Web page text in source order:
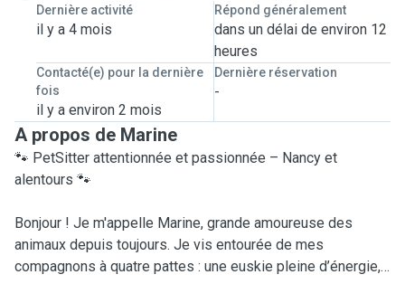
Dernière activité
il y a 4 mois
Répond généralement
dans un délai de environ 12
heures
Contacté(e) pour la dernière
fois
il y a environ 2 mois
Dernière réservation
-
A propos de Marine
🐾 PetSitter attentionnée et passionnée – Nancy et
alentours 🐾
Bonjour ! Je m'appelle Marine, grande amoureuse des
animaux depuis toujours. Je vis entourée de mes
compagnons à quatre pattes : une euskie pleine d’énergie,